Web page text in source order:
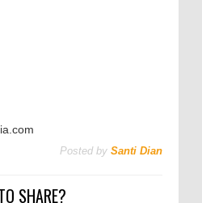
Posted by Santi Dian
SHARE?